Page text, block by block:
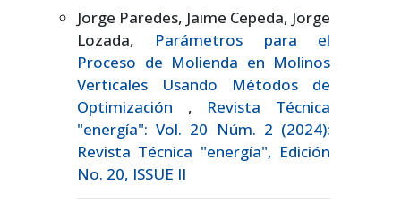
Jorge Paredes, Jaime Cepeda, Jorge
Lozada, Parámetros para el
Proceso de Molienda en Molinos
Verticales Usando Métodos de
Optimización , Revista Técnica
"energía": Vol. 20 Núm. 2 (2024):
Revista Técnica "energía", Edición
No. 20, ISSUE II